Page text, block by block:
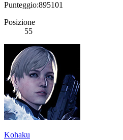
Punteggio:895101
Posizione
55
Kohaku